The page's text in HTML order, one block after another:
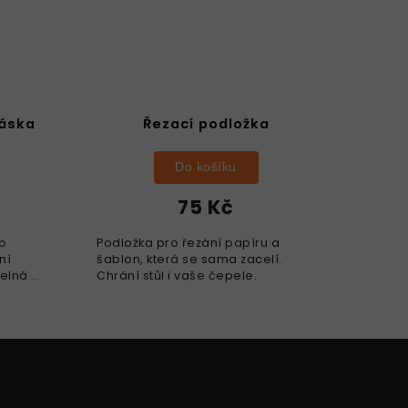
a
Řezací podložka
75 Kč
Do košíku
Podložka pro řezání papíru a
šablon, která se sama zacelí.
Chrání stůl i vaše čepele.